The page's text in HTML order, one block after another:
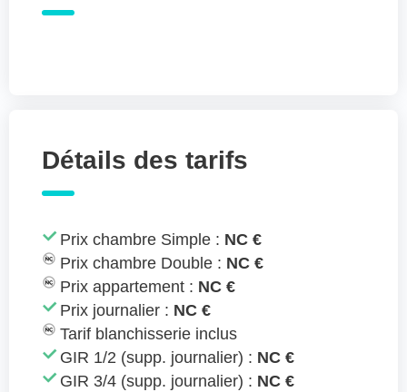
Détails des tarifs
Prix chambre Simple : NC €
Prix chambre Double : NC €
Prix appartement : NC €
Prix journalier : NC €
Tarif blanchisserie inclus
GIR 1/2 (supp. journalier) : NC €
GIR 3/4 (supp. journalier) : NC €